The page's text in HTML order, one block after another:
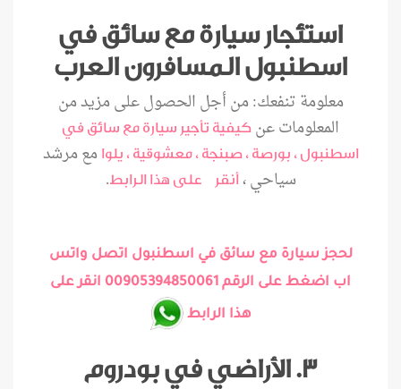
استئجار سيارة مع سائق في
اسطنبول المسافرون العرب
معلومة تنفعك: من أجل الحصول على مزيد من
المعلومات عن كيفية تأجير سيارة مع سائق في
اسطنبول ، بورصة ، صبنجة ، معشوقية ، يلوا مع مرشد
سياحي ،أنقر على هذا الرابط.
لحجز سيارة مع سائق في اسطنبول اتصل واتس
اب اضغط على الرقم 00905394850061 انقر على
هذا الرابط
3. الأراضي في بودروم